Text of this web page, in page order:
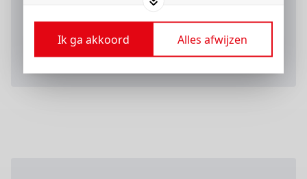
Ik ga akkoord Alles afwijzen
Verstuur je sollicitatieformulier